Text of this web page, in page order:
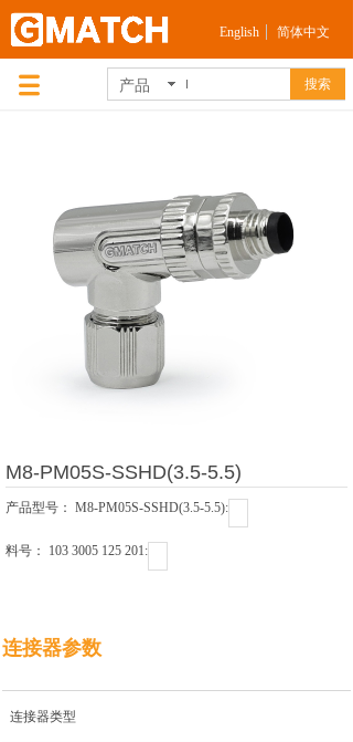
English 简体中文
产品 搜索
M8-PM05S-SSHD(3.5-5.5)
产品型号： M8-PM05S-SSHD(3.5-5.5)ㅤㅤㅤㅤㅤㅤㅤㅤㅤㅤㅤㅤ:
料号： 103 3005 125 201ㅤㅤㅤㅤㅤㅤㅤㅤㅤㅤㅤ:
连接器参数
连接器类型